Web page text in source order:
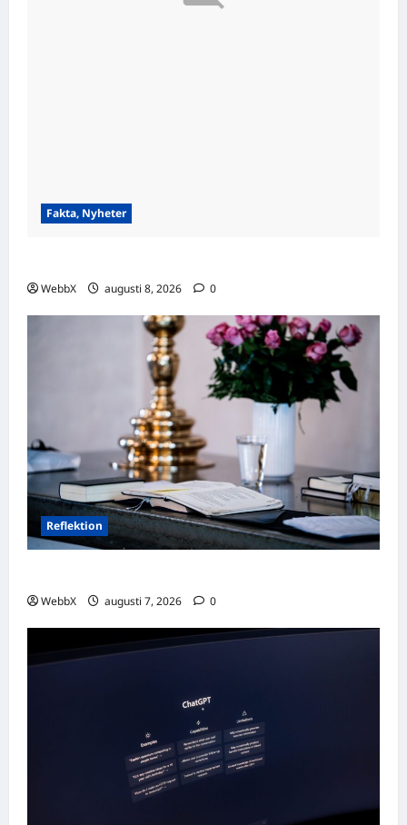
Fakta, Nyheter
WebbX augusti 8, 2026 0
Reflektion
WebbX augusti 7, 2026 0